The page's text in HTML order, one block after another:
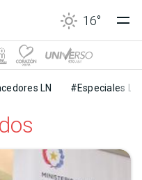
16°
LN #Especiales LN